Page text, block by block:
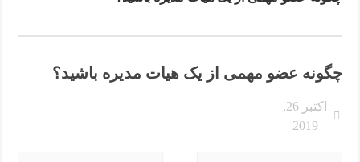
چگونه عضو مهمی از یک هیات مدیره باشید؟
اکتبر 26,
2019